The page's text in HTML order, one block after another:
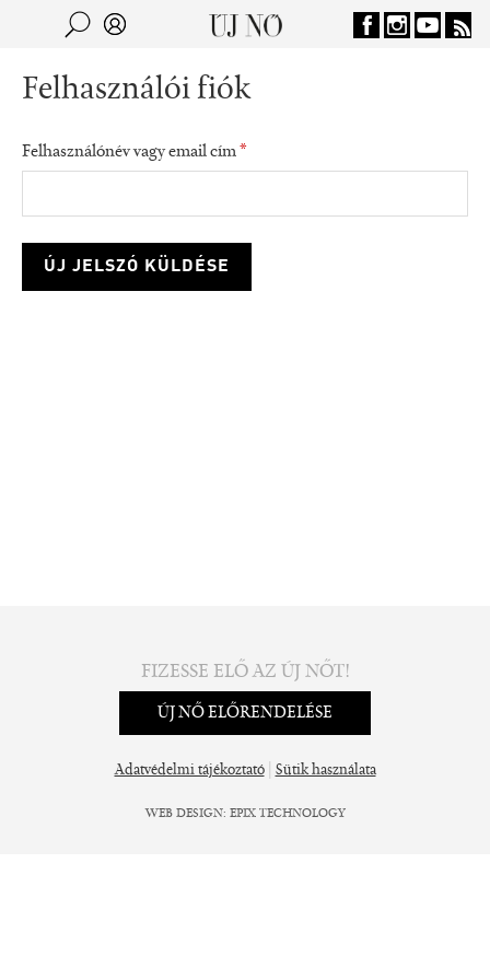
Jump to navigation
Felhasználói fiók
Felhasználónév vagy email cím*
consumption
FIZESSE ELŐ AZ ÚJ NŐT!
ÚJ NŐ ELŐRENDELÉSE
Adatvédelmi tájékoztató| Sütik használata
WEB DESIGN: EPIX TECHNOLOGY